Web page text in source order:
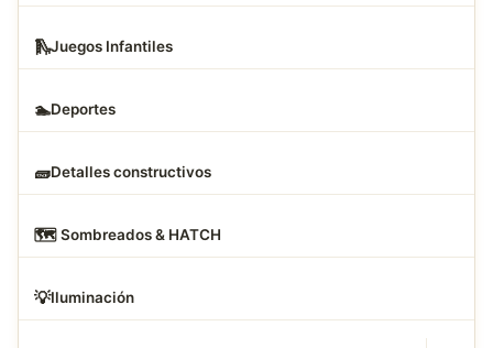
🛝Juegos Infantiles
🏊Deportes
🧱Detalles constructivos
🗺️ Sombreados & HATCH
💡Iluminación